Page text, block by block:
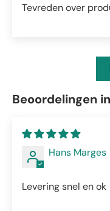
Tevreden over
Beoordelingen
Hans Marges
Levering snel en ok